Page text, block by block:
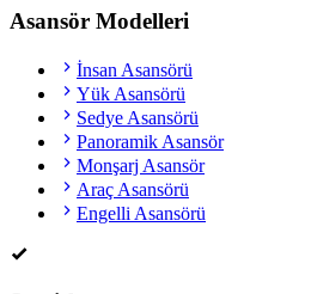
Asansör Modelleri
İnsan Asansörü
Yük Asansörü
Sedye Asansörü
Panoramik Asansör
Monşarj Asansör
Araç Asansörü
Engelli Asansörü